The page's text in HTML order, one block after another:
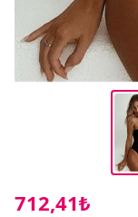
712,41₺